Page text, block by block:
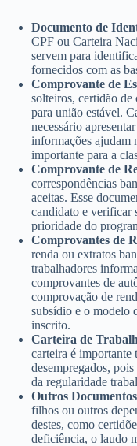
Documento de
CPF ou Carteira
servem para
fornecidos com as
Comprovante de
solteiros, certidão de
para união estável.
necessário
informações ajudam
importante para a
Comprovante de
correspondências
aceitas. Esse
candidato e verificar
prioridade do
Comprovantes de
renda ou extratos
trabalhadores
comprovantes de
comprovação de
subsídio e o modelo
inscrito.
Carteira de
carteira é importante
desempregados,
da regularidade
Outros
filhos ou outros
destes, como
deficiência, o laudo